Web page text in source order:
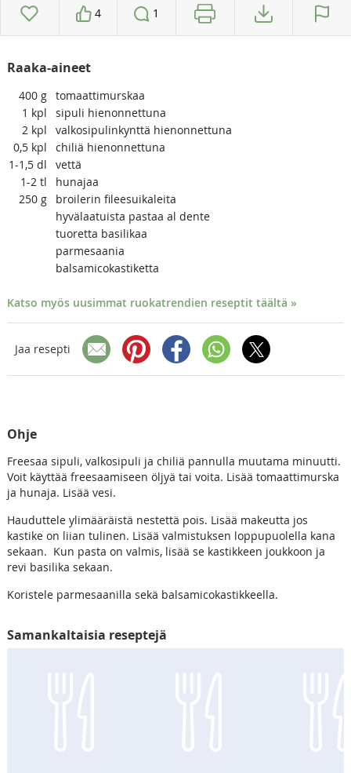
4 1
Raaka-aineet
400 g tomaattimurskaa
1 kpl
sipuli hienonnettuna
2 kpl
valkosipulinkynttä hienonnettuna
0,5 kpl
chiliä hienonnettuna
1-1,5 dl
vettä
1-2 tl
hunajaa
250 g
broilerin fileesuikaleita
hyvälaatuista pastaa al dente
tuoretta basilikaa
parmesaania
balsamicokastiketta
Katso myös uusimmat ruokatrendien reseptit täältä »
Jaa resepti
Ohje
Freesaa sipuli, valkosipuli ja chiliä pannulla muutama minuutti.
Voit käyttää freesaamiseen öljyä tai voita. Lisää tomaattimurska
ja hunaja. Lisää vesi.
Hauduttele ylimääräistä nestettä pois. Lisää makeutta jos
kastike on liian tulinen. Lisää valmistuksen loppupuolella kana
sekaan. Kun pasta on valmis, lisää se kastikkeen joukkoon ja
revi basilika sekaan.
Koristele parmesaanilla sekä balsamicokastikkeella.
Samankaltaisia reseptejä